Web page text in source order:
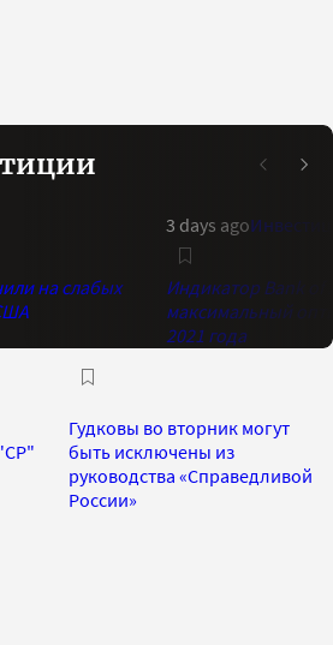
на слабых
3 days ago
Индикатор Bank of
максимальный
2021 года
Гудковы во вторник могут
быть исключены из
руководства «Справедливой
России»